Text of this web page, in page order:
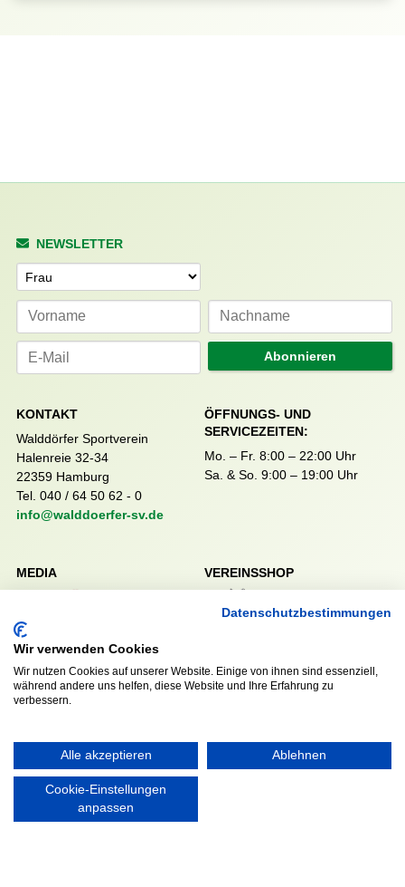
NEWSLETTER
Anrede
Abonnieren
KONTAKT
Walddörfer Sportverein
Halenreie 32-34
22359 Hamburg
Tel. 040 / 64 50 62 - 0
info@walddoerfer-sv.de
ÖFFNUNGS- UND
SERVICEZEITEN:
Mo. – Fr. 8:00 – 22:00 Uhr
Sa. & So. 9:00 – 19:00 Uhr
MEDIA VEREINSSHOP
RECHTLICHES
Datenschutzerklärung
Datenschutzbestimmungen
Wir verwenden Cookies
Wir nutzen Cookies auf unserer Website. Einige von ihnen sind essenziell,
während andere uns helfen, diese Website und Ihre Erfahrung zu
verbessern.
Alle akzeptieren Ablehnen
Cookie-Einstellungen
anpassen